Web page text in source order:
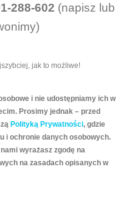
288-602 (napisz lub
jak to możliwe!
i nie udostępniamy ich w
Prosimy jednak – przed
Polityką Prywatności, gdzie
i ochronie danych osobowych.
wyrażasz zgodę na
na zasadach opisanych w